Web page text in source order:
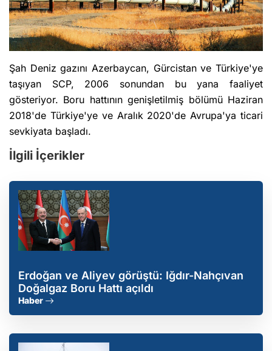
Şah Deniz gazını Azerbaycan, Gürcistan ve Türkiye'ye
taşıyan SCP, 2006 sonundan bu yana faaliyet
gösteriyor. Boru hattının genişletilmiş bölümü Haziran
2018'de Türkiye'ye ve Aralık 2020'de Avrupa'ya ticari
sevkiyata başladı.
İlgili İçerikler
Erdoğan ve Aliyev görüştü: Iğdır-Nahçıvan
Doğalgaz Boru Hattı açıldı
Haber